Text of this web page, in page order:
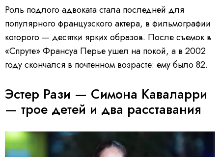
Роль подлого адвоката стала последней для
популярного французского актера, в фильмографии
которого — десятки ярких образов. После съемок в
«Спруте» Франсуа Перье ушел на покой, а в 2002
году скончался в почтенном возрасте: ему было 82.
Эстер Рази — Симона Каваларри
— трое детей и два расставания